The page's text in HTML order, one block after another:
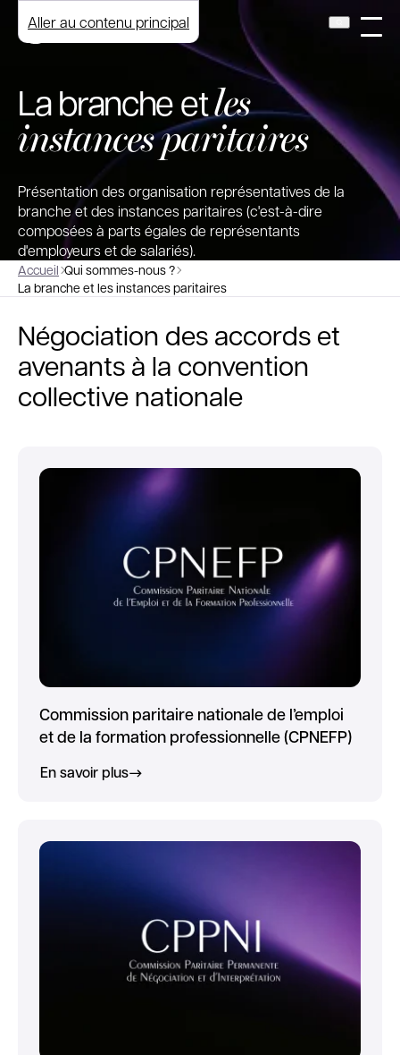
Aller au contenu principal
La branche etles
instances paritaires
Présentation des organisation représentatives de la
branche et des instances paritaires (c'est-à-dire
composées à parts égales de représentants
d'employeurs et de salariés).
Accueil Qui sommes-nous ?
La branche et les instances paritaires
Négociation des accords et
avenants à la convention
collective nationale
Commission paritaire nationale de l’emploi
et de la formation professionnelle (CPNEFP)
En savoir plus